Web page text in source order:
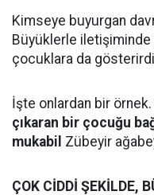
Kimseye buyurgan
Büyüklerle
çocuklara da
İşte onlardan bir örnek.
çıkaran bir çocuğu
mukabil Zübeyir
ÇOK CİDDİ ŞEKİLDE,